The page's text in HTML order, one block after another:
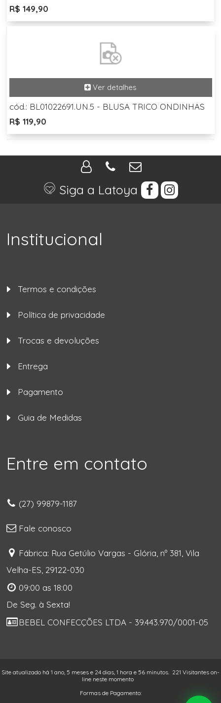
R$ 149,90
cód.: BL01022691.UN.5 - BLUSA TRICO ONDINHAS
R$ 119,90
Siga a Latoya
Institucional
Termos e condições
Política de privacidade
Trocas e devoluções
Entrega
Pagamento
Guia de Medidas
Entre em contato
(27) 99879-1187
Fale conosco
Fábrica: Rua Getúlio Vargas - Glória, nº 381, Vila
Velha-ES, 29122-030
09:00 as 18:00
De Seg. à Sexta!
BEBEL CONFECÇÕES LTDA - 39.443.970/0001-05
Site atualizado há 1 ano, 5 meses e 24 dias, 1 hora e 56 minutos. 221 Visitantes on-
line neste momento
Formas de Pagamento: